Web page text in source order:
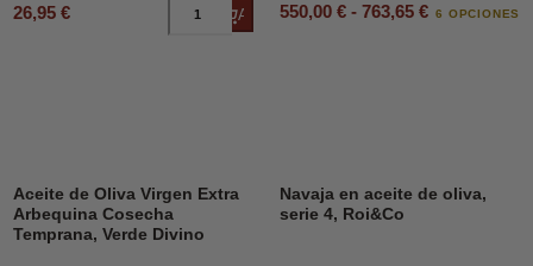
26,95 € Añadir al carrito
550,00 € - 763,65 € 6 OPCIONES
DESCUENTO45%
Aceite de Oliva Virgen Extra
Arbequina Cosecha
Temprana, Verde Divino
Navaja en aceite de oliva,
serie 4, Roi&Co